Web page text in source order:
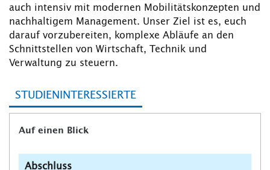
auch intensiv mit modernen Mobilitätskonzepten und
nachhaltigem Management. Unser Ziel ist es, euch
darauf vorzubereiten, komplexe Abläufe an den
Schnittstellen von Wirtschaft, Technik und
Verwaltung zu steuern.
STUDIENINTERESSIERTE
Auf einen Blick
Abschluss